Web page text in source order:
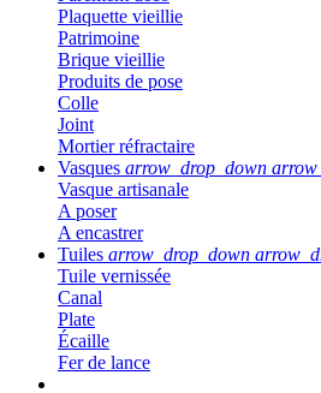
Plaquette vieillie
Patrimoine
Brique vieillie
Produits de pose
Colle
Joint
Mortier réfractaire
Vasques arrow_drop_down
Vasque artisanale
A poser
A encastrer
Tuiles arrow_drop_down
Tuile vernissée
Canal
Plate
Écaille
Fer de lance